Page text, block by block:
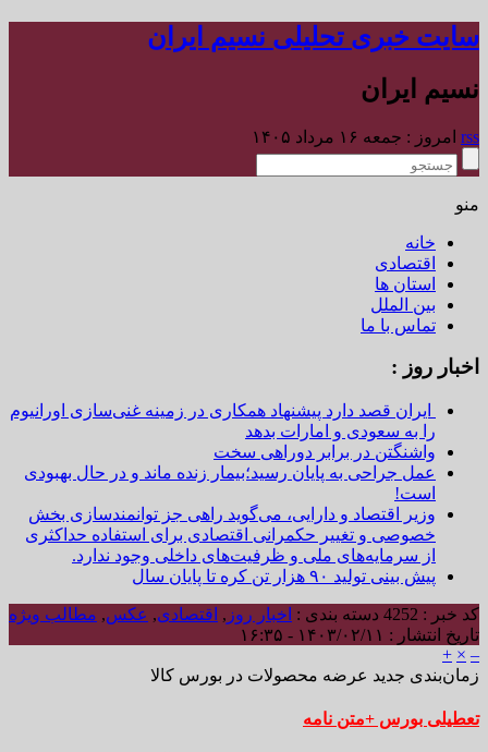
سایت خبری تحلیلی نسیم ایران
نسیم ایران
rss امروز : جمعه ۱۶ مرداد ۱۴۰۵
منو
خانه
اقتصادی
استان ها
بین الملل
تماس با ما
اخبار روز :
ایران قصد دارد پیشنهاد همکاری در زمینه غنی‌سازی اورانیوم
را به سعودی و امارات بدهد
واشنگتن در برابر دوراهی سخت
عمل جراحی به پایان رسید؛بیمار زنده ماند و در حال بهبودی
است!
وزیر اقتصاد و دارایی، می‌گوید راهی جز توانمندسازی بخش
خصوصی و تغییر حکمرانی اقتصادی برای استفاده حداکثری
از سرمایه‌های ملی و ظرفیت‌های داخلی وجود ندارد.
پیش بینی تولید ۹۰ هزار تن کره تا پایان سال
کد خبر : 4252 دسته بندی : اخبار روز , اقتصادی, عکس, مطالب ویژه
تاریخ انتشار : ۱۴۰۳/۰۲/۱۱ - ۱۶:۳۵
–
×
+
زمان‌بندی جدید عرضه محصولات در بورس کالا
تعطیلی بورس +متن نامه